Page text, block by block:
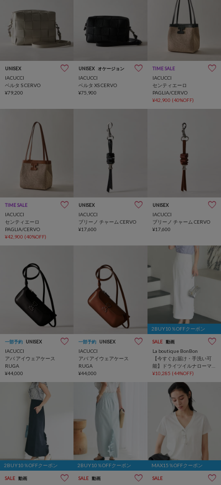
UNISEX
IACUCCI
ベルタ S CERVO
¥79,200
UNISEX オケージョン
IACUCCI
ベルタ XS CERVO
¥75,900
TIME SALE
IACUCCI
センティエーロ
PAGLIA/CERVO
¥42,900 (40%OFF)
TIME SALE
IACUCCI
センティエーロ
PAGLIA/CERVO
¥42,900 (40%OFF)
UNISEX
IACUCCI
ブリーノ チャーム CERVO
¥17,600
UNISEX
IACUCCI
ブリーノ チャーム CERVO
¥17,600
一部予約 UNISEX
IACUCCI
アバ アイウェアケース
RUGA
¥44,000
一部予約 UNISEX
IACUCCI
アバ アイウェアケース
RUGA
¥44,000
2BUY10％OFFクーポン
SALE 動画
La boutique BonBon
【今すぐお届け・手洗い可
能】ドライツイルナローマ
キシスカート
¥10,285 (44%OFF)
2BUY10％OFFクーポン
SALE 動画
2BUY10％OFFクーポン
SALE 動画
MAX15％OFFクーポン
SALE